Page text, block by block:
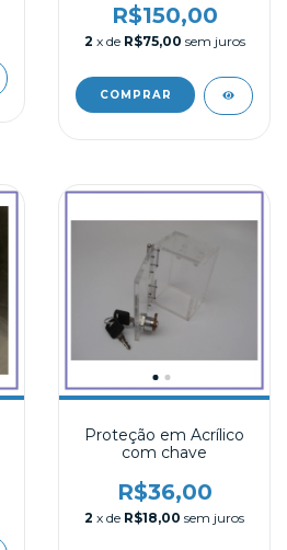
R$150,00
2 x de R$75,00 sem juros
Proteção em Acrílico
com chave
R$36,00
2 x de R$18,00 sem juros